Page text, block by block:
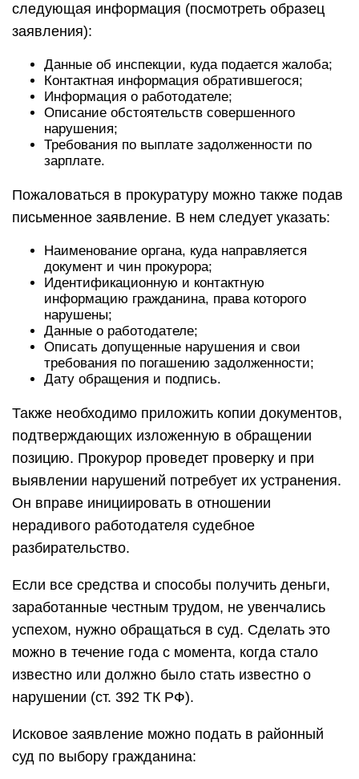
следующая информация (посмотреть образец
заявления):
Данные об инспекции, куда подается жалоба;
Контактная информация обратившегося;
Информация о работодателе;
Описание обстоятельств совершенного
нарушения;
Требования по выплате задолженности по
зарплате.
Пожаловаться в прокуратуру можно также подав
письменное заявление. В нем следует указать:
Наименование органа, куда направляется
документ и чин прокурора;
Идентификационную и контактную
информацию гражданина, права которого
нарушены;
Данные о работодателе;
Описать допущенные нарушения и свои
требования по погашению задолженности;
Дату обращения и подпись.
Также необходимо приложить копии документов,
подтверждающих изложенную в обращении
позицию. Прокурор проведет проверку и при
выявлении нарушений потребует их устранения.
Он вправе инициировать в отношении
нерадивого работодателя судебное
разбирательство.
Если все средства и способы получить деньги,
заработанные честным трудом, не увенчались
успехом, нужно обращаться в суд. Сделать это
можно в течение года с момента, когда стало
известно или должно было стать известно о
нарушении (ст. 392 ТК РФ).
Исковое заявление можно подать в районный
суд по выбору гражданина: